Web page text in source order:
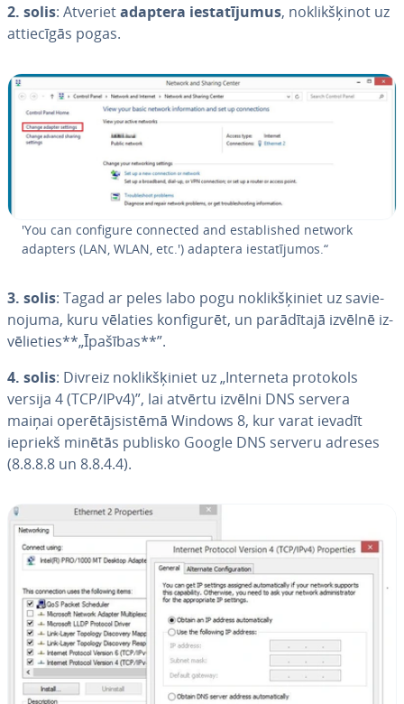
2. solis: Atverietadaptera ie­sta­tī­ju­mus, no­klik­šķi­not uz
at­tie­cī­gās pogas.
'You can configure connected and es­tab­lished network
adapters (LAN, WLAN, etc.') adaptera ie­sta­tī­ju­mos.“
3. solis: Tagad ar peles labo pogu no­klik­šķi­niet uz sa­vie­
no­ju­ma, kuru vēlaties kon­fi­gu­rēt, un pa­rā­dī­ta­jā izvēlnē iz­
vē­lie­ties**„Īpašības**”.
4. solis: Divreiz no­klik­šķi­niet uz „Interneta protokols
versija 4 (TCP/IPv4)”, lai atvērtu izvēlni DNS servera
maiņai ope­rē­tājsis­tē­mā Windows 8, kur varat ievadīt
iepriekš minētās publisko Google DNS serveru adreses
(8.8.8.8 un 8.8.4.4).